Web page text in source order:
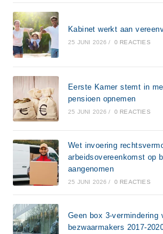
Kabinet werkt aan
25 JUNI 2026 / 0 REACTIES
Eerste Kamer stemt in
pensioen opnemen
25 JUNI 2026 / 0 REACTIES
Wet invoering
arbeidsovereenkomst op
aangenomen
25 JUNI 2026 / 0 REACTIES
Geen box 3-vermindering
bezwaarmakers 2017-